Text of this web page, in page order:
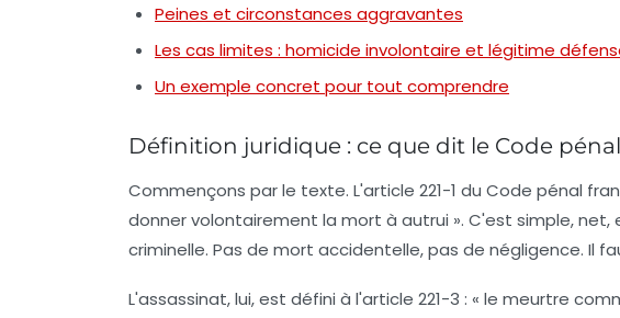
Peines et circonstances aggravantes
Les cas limites : homicide involontaire et légitime
Un exemple concret pour tout comprendre
Définition juridique : ce que dit le Code pénal
Commençons par le texte. L'article 221-1 du Code pénal
donner volontairement la mort à autrui ». C'est simple, net,
criminelle. Pas de mort accidentelle, pas de négligence. Il
L'assassinat, lui, est défini à l'article 221-3 : « le meurtre